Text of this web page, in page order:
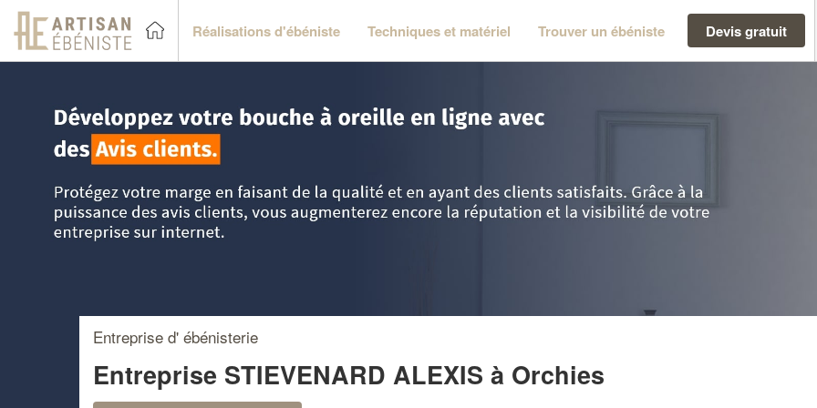
Réalisations d'ébéniste Techniques et matériel Trouver un ébéniste Devis gratuit
Entreprise d' ébénisterie
Entreprise STIEVENARD ALEXIS à Orchies